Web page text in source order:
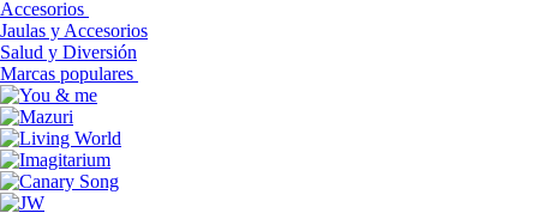
Accesorios
Jaulas y Accesorios
Salud y Diversión
Marcas populares